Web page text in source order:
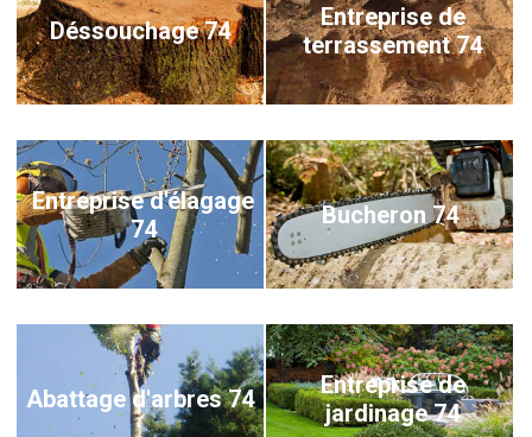
Déssouchage 74
Entreprise de
terrassement 74
Entreprise d'élagage
74
Bucheron 74
Abattage d'arbres 74
Entreprise de
jardinage 74